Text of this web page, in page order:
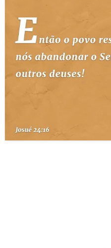
10 MANDAMENTOS
ESTUDOS BÍBLICOS
ESBOÇOS DE PREGAÇÃO
PERGUNTE À BÍBLIA